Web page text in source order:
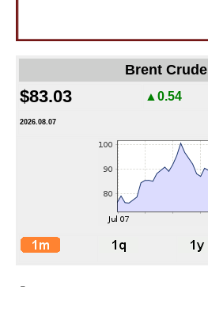
Brent
$83.03 ▲0.54
2026.08.07
-